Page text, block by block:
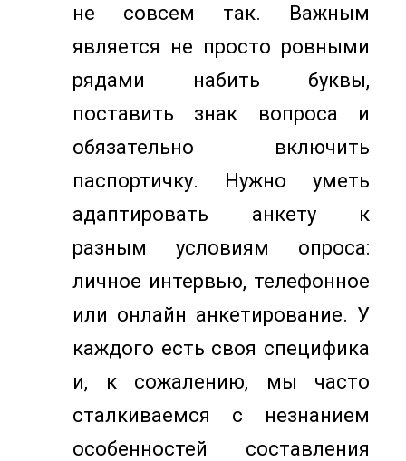
не совсем так. Важным
является не просто ровными
рядами набить буквы,
поставить знак вопроса и
обязательно включить
паспортичку. Нужно уметь
адаптировать анкету к
разным условиям опроса:
личное интервью, телефонное
или онлайн анкетирование. У
каждого есть своя специфика
и, к сожалению, мы часто
сталкиваемся с незнанием
особенностей составления